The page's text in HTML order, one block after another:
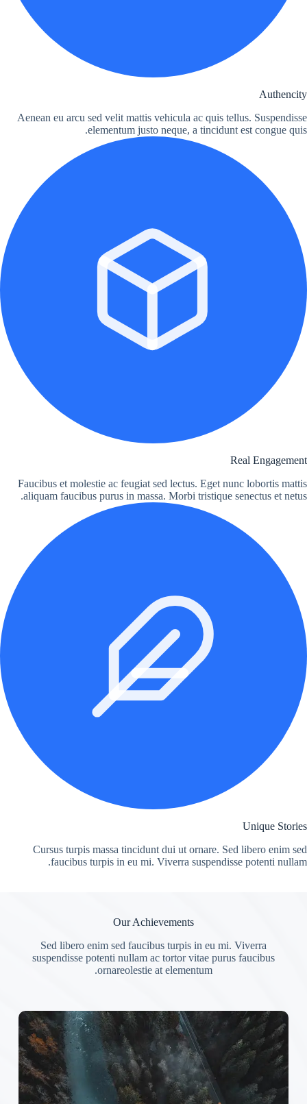
Authencity
Aenean eu arcu sed velit mattis vehicula ac quis tellus. Suspendisse
elementum justo neque, a tincidunt est congue quis.
Real Engagement
Faucibus et molestie ac feugiat sed lectus. Eget nunc lobortis mattis
aliquam faucibus purus in massa. Morbi tristique senectus et netus.
Unique Stories
Cursus turpis massa tincidunt dui ut ornare. Sed libero enim sed
faucibus turpis in eu mi. Viverra suspendisse potenti nullam.
Our Achievements
Sed libero enim sed faucibus turpis in eu mi. Viverra
suspendisse potenti nullam ac tortor vitae purus faucibus
ornareolestie at elementum.